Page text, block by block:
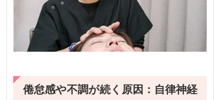
倦怠感や不調が続く原因：自律神経